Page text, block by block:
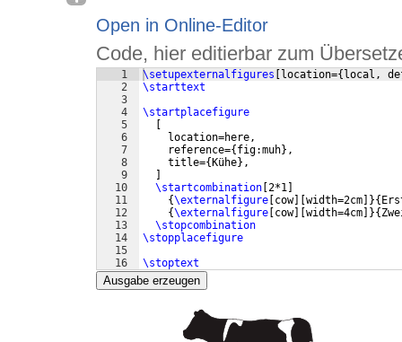
Open in Online-Editor
Code, hier editierbar zum
1
2
3
4
5
6
7
8
9
10
11
12
13
14
15
16
\setupexternalfigures location={ local,
\starttext
\startplacefigure
    location=here,
    reference=
{ fig:muh} ,
    title=
{ Kühe} ,
\startcombination 2*1
{\externalfigure cow] width=2cm ]}{
{\externalfigure cow] width=4cm ]}{
\stopcombination
\stopplacefigure
\stoptext
Ausgabe erzeugen